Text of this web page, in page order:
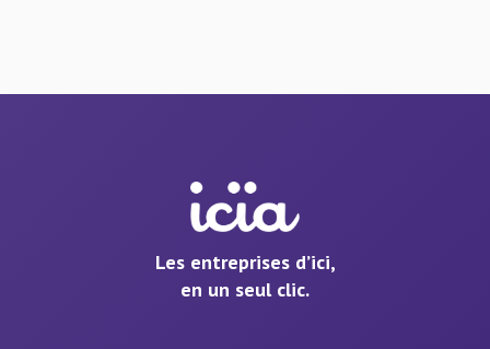
Les entreprises d’ici,
en un seul clic.